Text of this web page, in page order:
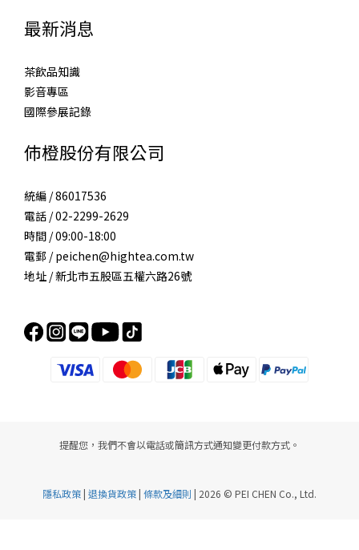
最新消息
茶飲品知識
影音專區
國際參展記錄
伂橙股份有限公司
統編 / 86017536
電話 / 02-2299-2629
時間 / 09:00-18:00
電郵 / peichen@hightea.com.tw
地址 / 新北市五股區五權六路26號
提醒您，我們不會以電話或簡訊方式通知變更付款方式。
隱私政策| 退換貨政策| 條款及細則 | 2026 © PEI CHEN Co., Ltd.